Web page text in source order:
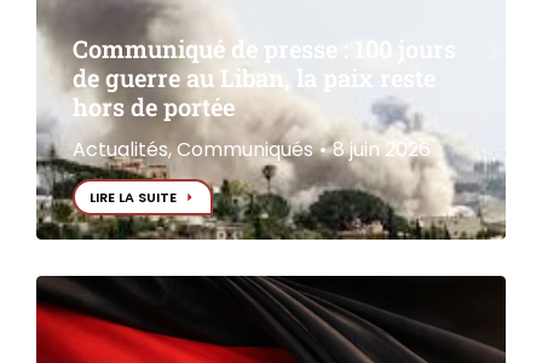
Communiqué de presse : 100 jours
de guerre au Liban, la paix reste
hors de portée
Actualités,Communiqués 8 juin 2026
LIRE LA SUITE